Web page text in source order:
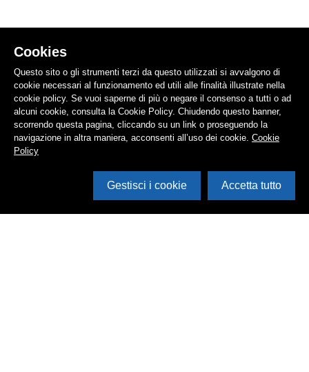
Cookies
Questo sito o gli strumenti terzi da questo utilizzati si avvalgono di
cookie necessari al funzionamento ed utili alle finalità illustrate nella
cookie policy. Se vuoi saperne di più o negare il consenso a tutti o ad
alcuni cookie, consulta la Cookie Policy. Chiudendo questo banner,
scorrendo questa pagina, cliccando su un link o proseguendo la
navigazione in altra maniera, acconsenti all’uso dei cookie. Cookie
Policy
Gestisci i cookie Accetta tutto